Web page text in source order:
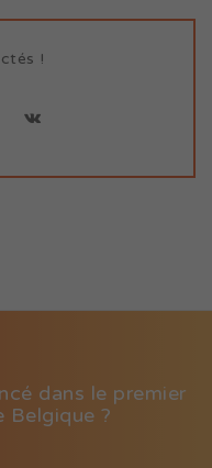
!
dans le premier
Belgique ?